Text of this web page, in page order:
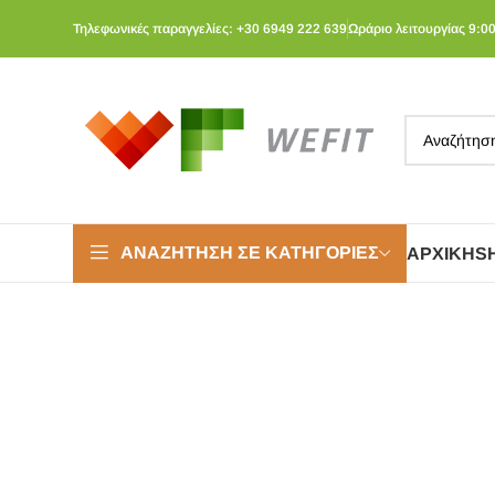
Τηλεφωνικές παραγγελίες: +30 6949 222 639Ωράριο λειτουργίας
ΑΝΑΖΉΤΗΣΗ ΣΕ ΚΑΤΗΓΟΡΊΕΣ ΑΡΧΙΚΉ